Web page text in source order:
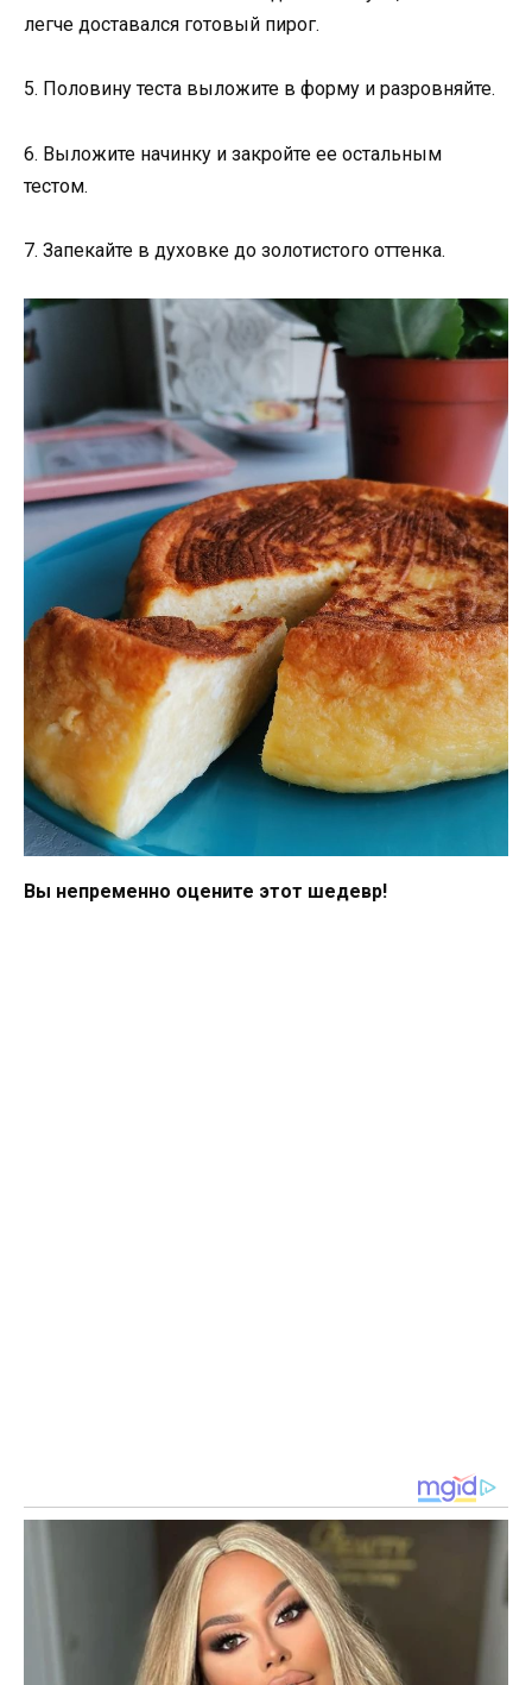
легче доставался готовый пирог.
5. Половину теста выложите в форму и разровняйте.
6. Выложите начинку и закройте ее остальным
тестом.
7. Запекайте в духовке до золотистого оттенка.
Вы непременно оцените этот шедевр!